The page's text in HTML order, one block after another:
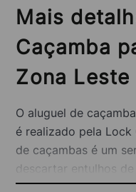
Mais
Caçamba
Zona Leste
O aluguel de
é realizado pela Lock
de caçambas é um
descartar entulhos
outros serviços.